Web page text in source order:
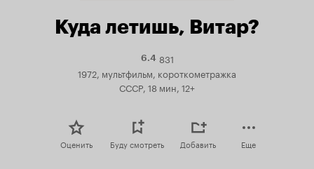
Куда летишь, Витар?
6.4Рейтинг
6.4
831
1972, мультфильм, короткометражка
СССР, 18 мин, 12+
Оценить Буду смотреть Добавить Еще